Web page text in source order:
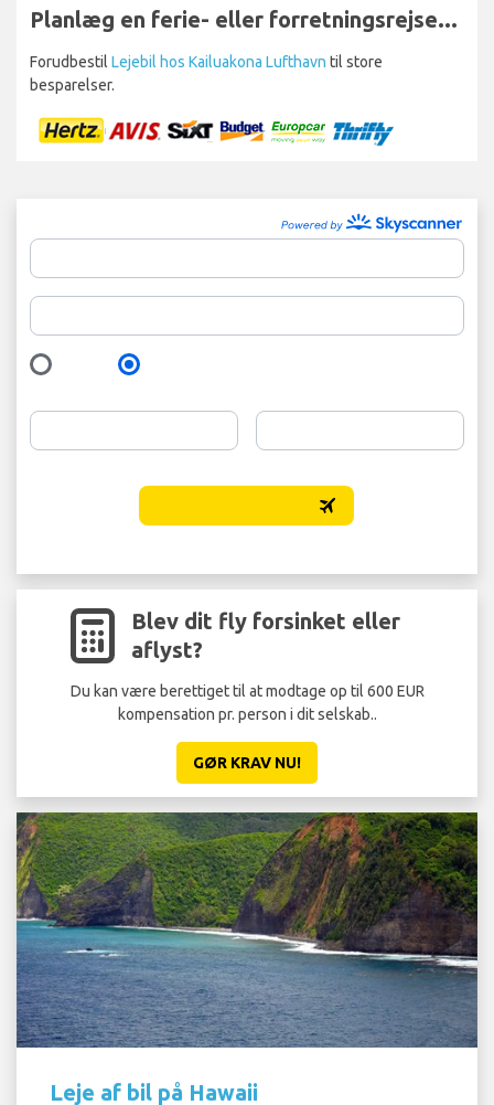
Planlæg en ferie- eller forretningsrejse...
Forudbestil Lejebil hos Kailuakona Lufthavn til store
besparelser.
Blev dit fly forsinket eller
aflyst?
Du kan være berettiget til at modtage op til 600 EUR
kompensation pr. person i dit selskab..
GØR KRAV NU!
Leje af bil på Hawaii